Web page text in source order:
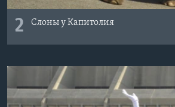
2 Слоны у Капитолия